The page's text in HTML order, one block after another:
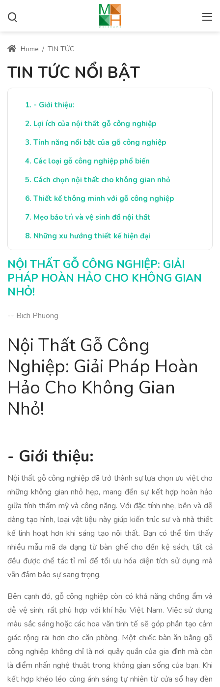
Home / TIN TỨC
TIN TỨC NỔI BẬT
- Giới thiệu:
Lợi ích của nội thất gỗ công nghiệp
Tính năng nổi bật của gỗ công nghiệp
Các loại gỗ công nghiệp phổ biến
Cách chọn nội thất cho không gian nhỏ
Thiết kế thông minh với gỗ công nghiệp
Mẹo bảo trì và vệ sinh đồ nội thất
Những xu hướng thiết kế hiện đại
Ví dụ về không gian nhỏ thành công
Kết luận:
NỘI THẤT GỖ CÔNG NGHIỆP: GIẢI
PHÁP HOÀN HẢO CHO KHÔNG GIAN
NHỎ!
-- Bich Phuong
Nội Thất Gỗ Công
Nghiệp: Giải Pháp Hoàn
Hảo Cho Không Gian
Nhỏ!
- Giới thiệu:
Nội thất gỗ công nghiệp đã trở thành sự lựa chọn ưu việt cho
những không gian nhỏ hẹp, mang đến sự kết hợp hoàn hảo
giữa tính thẩm mỹ và công năng. Với đặc tính nhẹ, bền và dễ
dàng tạo hình, loại vật liệu này giúp kiến trúc sư và nhà thiết
kế linh hoạt hơn khi sáng tạo nội thất. Bạn có thể tìm thấy
nhiều mẫu mã đa dạng từ bàn ghế cho đến kệ sách, tất cả
đều được chế tác tỉ mỉ để tối ưu hóa diện tích sử dụng mà
vẫn đảm bảo sự sang trọng.
Bên cạnh đó, gỗ công nghiệp còn có khả năng chống ẩm và
dễ vệ sinh, rất phù hợp với khí hậu Việt Nam. Việc sử dụng
màu sắc sáng hoặc các hoa văn tinh tế sẽ góp phần tạo cảm
giác rộng rãi hơn cho căn phòng. Một chiếc bàn ăn bằng gỗ
công nghiệp không chỉ là nơi quây quần của gia đình mà còn
là điểm nhấn nghệ thuật trong không gian sống của bạn. Khi
kết hợp khéo léo cùng ánh sáng tự nhiên từ cửa sổ hay đèn